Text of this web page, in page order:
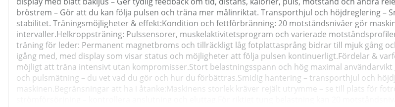
bröstrem – Gör att du kan följa pulsen och träna mer målinriktat. Transporthjul och höjdreglering –
stabilitet. Träningsmöjligheter & effekt:Kondition och fettförbränning: 20 motståndsnivåer gör
intervaller.Helkroppsträning: Pulssensorer, muskelaktivitetsprogram och varierade
träning för leder: Permanent magnetbroms och tillräckligt låg fotplattasprång bidrar till mjuk gång
igång med, med display som visar status och möjligheter att följa pulsen kontinuerligt.Fördelar &
möjligt att träna intensivt utan kompromisser.Stort belastningsspann och hög maximal
och pulsmätning – du vet vad du gör och hur du förbättras.Smidig hantering – transporthjul och
maskinen.Begränsningar att ha i åtanke:Maskinens storlek kräver rejält utrymme – se till plats för